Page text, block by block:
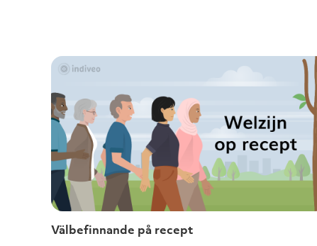
Välbefinnande på recept